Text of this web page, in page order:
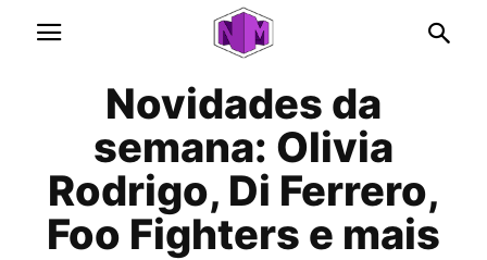
Novidades da
semana: Olivia
Rodrigo, Di Ferrero,
Foo Fighters e mais